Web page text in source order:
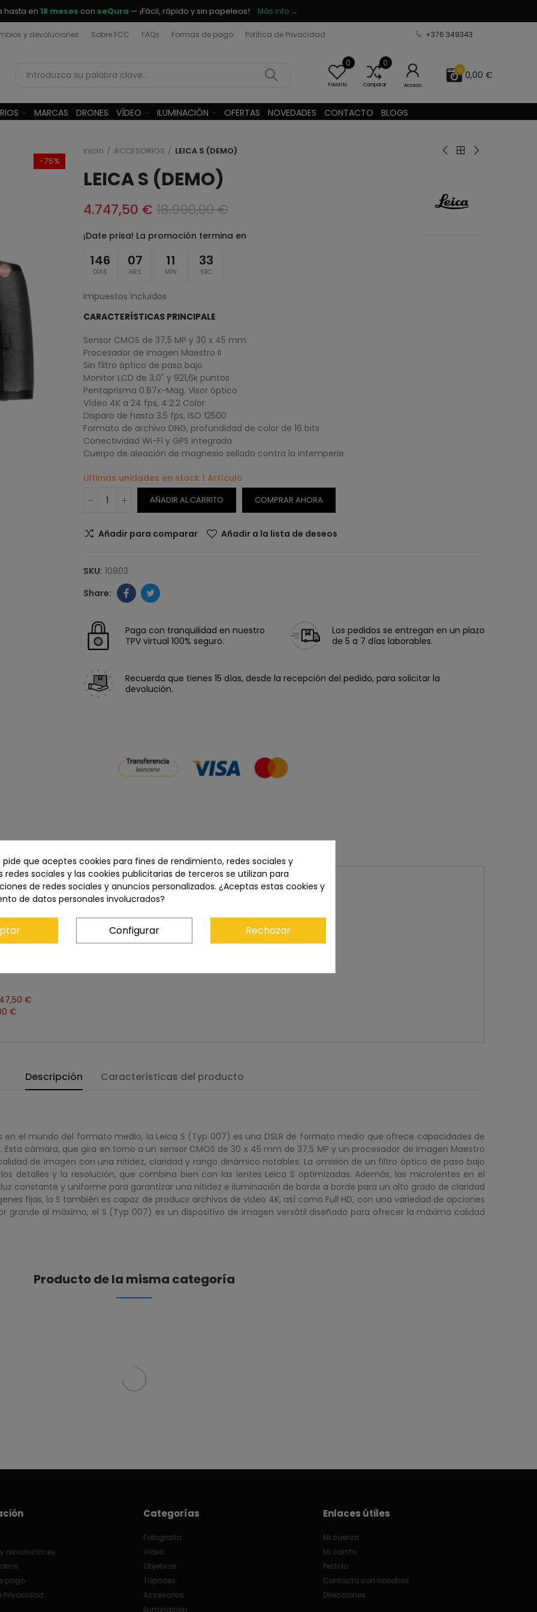
hasta en 18 meses con seQura — ¡Fácil, rápido y sin papeleos! Más info →
y devoluciones Sobre FCC FAQs Formas de pago Política de Privacidad +376 349343
0
Favorito
0
Comparar Acceso
0 0,00 €
MARCAS DRONES VÍDEO ILUMINACIÓN OFERTAS NOVEDADES CONTACTO BLOGS
-75%
Inicio ACCESORIOS LEICA S (DEMO)
LEICA S (DEMO)
4.747,50 € 18.990,00 €
¡Date prisa! La promoción termina en
146
DÍAS
07
HRS
11
MIN
32
SEC
Impuestos incluidos
CARACTERÍSTICAS PRINCIPALE
Sensor CMOS de 37,5 MP y 30 x 45 mm
Procesador de imagen Maestro II
Sin filtro óptico de paso bajo
Monitor LCD de 3,0" y 921,6k puntos
Pentaprisma 0.87x-Mag. Visor óptico
Vídeo 4K a 24 fps, 4:2:2 Color
Disparo de hasta 3,5 fps, ISO 12500
Formato de archivo DNG, profundidad de color de 16 bits
Conectividad Wi-Fi y GPS integrada
Cuerpo de aleación de magnesio sellado contra la intemperie
Últimas unidades en stock 1 Artículo
AÑADIR AL CARRITO COMPRAR AHORA
Añadir para comparar Añadir a la lista de deseos
SKU: 10803
Paga con tranquilidad en nuestro
TPV virtual 100% seguro.
Los pedidos se entregan en un plazo
de 5 a 7 días laborables.
Recuerda que tienes 15 días, desde la recepción del pedido, para solicitar la
devolución.
Añadir los tres al carrito
€
€
Descripción Características del producto
el mundo del formato medio, la Leica S (Typ 007) es una DSLR de formato medio que ofrece capacidades de
cámara, que gira en torno a un sensor CMOS de 30 x 45 mm de 37,5 MP y un procesador de imagen Maestro
de imagen con una nitidez, claridad y rango dinámico notables. La omisión de un filtro óptico de paso bajo
detalles y la resolución, que combina bien con las lentes Leica S optimizadas. Además, las microlentes en el
constante y uniforme para garantizar una nitidez e iluminación de borde a borde para un alto grado de claridad
fijas, la S también es capaz de producir archivos de video 4K, así como Full HD, con una variedad de opciones
grande al máximo, el S (Typ 007) es un dispositivo de imagen versátil diseñado para ofrecer la máxima calidad
Producto de la misma categoría
devoluciones
pago
Privacidad
Categorías
Fotografia
Video
Objetivos
Trípodes
Accesorios
Iluminación
Enlaces útiles
Mi cuenta
Mi carrito
Pedido
Contacta con nosotros
Direcciones
que aceptes cookies para fines de rendimiento, redes sociales y
redes sociales y las cookies publicitarias de terceros se utilizan para
de redes sociales y anuncios personalizados. ¿Aceptas estas cookies y
de datos personales involucrados?
Configurar Rechazar